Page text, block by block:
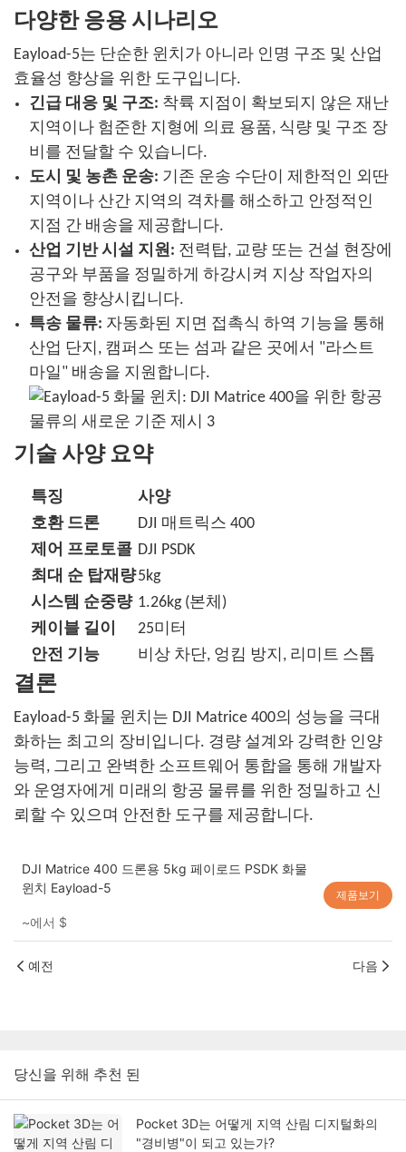
다양한 응용 시나리오
Eayload-5는 단순한 윈치가 아니라 인명 구조 및 산업
효율성 향상을 위한 도구입니다.
긴급 대응 및 구조: 착륙 지점이 확보되지 않은 재난
지역이나 험준한 지형에 의료 용품, 식량 및 구조 장
비를 전달할 수 있습니다.
도시 및 농촌 운송: 기존 운송 수단이 제한적인 외딴
지역이나 산간 지역의 격차를 해소하고 안정적인
지점 간 배송을 제공합니다.
산업 기반 시설 지원: 전력탑, 교량 또는 건설 현장에
공구와 부품을 정밀하게 하강시켜 지상 작업자의
안전을 향상시킵니다.
특송 물류: 자동화된 지면 접촉식 하역 기능을 통해
산업 단지, 캠퍼스 또는 섬과 같은 곳에서 "라스트
마일" 배송을 지원합니다.
기술 사양 요약
특징
사양
호환 드론
DJI 매트릭스 400
제어 프로토콜 DJI PSDK
최대 순 탑재량5kg
시스템 순중량 1.26kg (본체)
케이블 길이
25미터
안전 기능
비상 차단, 엉킴 방지, 리미트 스톱
결론
Eayload-5 화물 윈치는 DJI Matrice 400의 성능을 극대
화하는 최고의 장비입니다. 경량 설계와 강력한 인양
능력, 그리고 완벽한 소프트웨어 통합을 통해 개발자
와 운영자에게 미래의 항공 물류를 위한 정밀하고 신
뢰할 수 있으며 안전한 도구를 제공합니다.
DJI Matrice 400 드론용 5kg 페이로드 PSDK 화물
윈치 Eayload-5
~에서 $
제품보기
예전 다음
당신을 위해 추천 된
Pocket 3D는 어떻게 지역 산림 디지털화의
"경비병"이 되고 있는가?